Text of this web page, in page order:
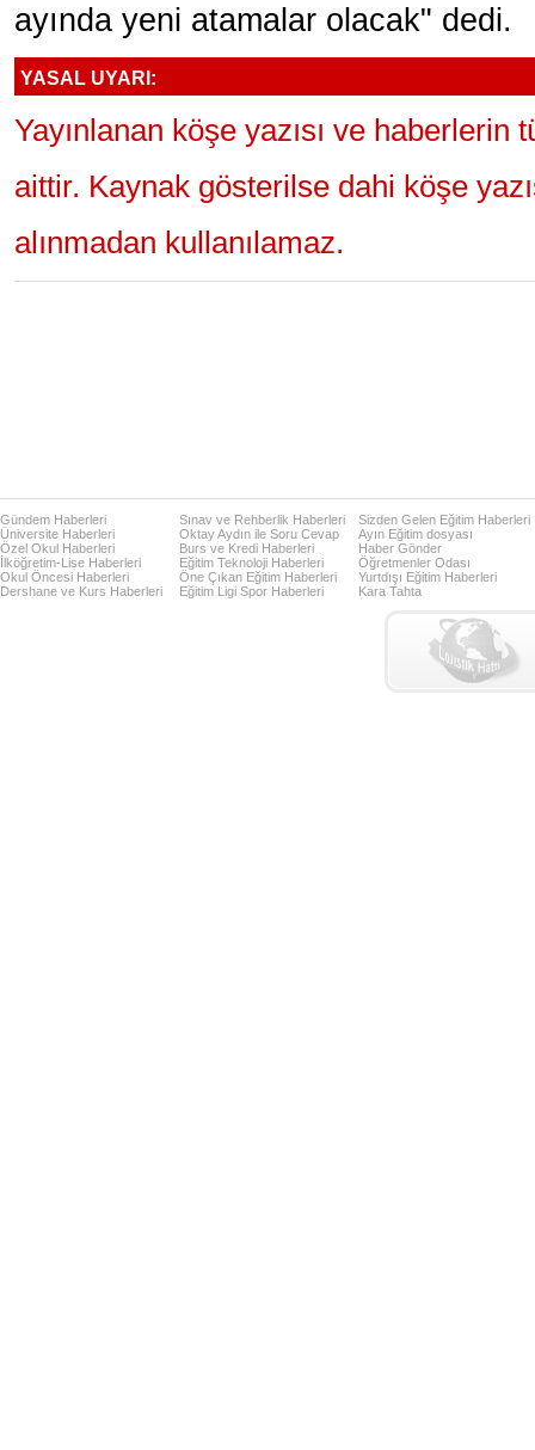
ayında yeni atamalar olacak" dedi.
YASAL UYARI:
Yayınlanan köşe yazısı ve haberlerin
aittir. Kaynak gösterilse dahi köşe
alınmadan kullanılamaz.
Gündem Haberleri
Üniversite Haberleri
Özel Okul Haberleri
İlköğretim-Lise Haberleri
Okul Öncesi Haberleri
Dershane ve Kurs Haberleri
Sınav ve Rehberlik Haberleri
Oktay Aydın ile Soru Cevap
Burs ve Kredi Haberleri
Eğitim Teknoloji Haberleri
Öne Çıkan Eğitim Haberleri
Eğitim Ligi Spor Haberleri
Sizden Gelen Eğitim Haberleri
Ayın Eğitim dosyası
Haber Gönder
Öğretmenler Odası
Yurtdışı Eğitim Haberleri
Kara Tahta